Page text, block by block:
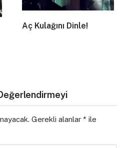
Aç Kulağını Dinle!
Gerekli alanlar * ile